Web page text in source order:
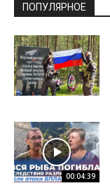
ПОПУЛЯРНОЕ
00:04:39